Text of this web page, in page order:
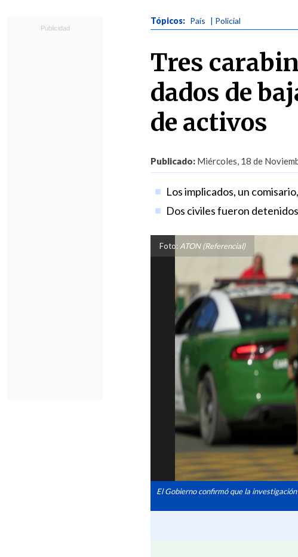
Tópicos: País | Policial
Tres
dados de
de activos
Publicado: Miércoles, 18 de
Los implicados, un
Dos civiles fueron
Foto: ATON (Referencial)
El Gobierno confirmó que la